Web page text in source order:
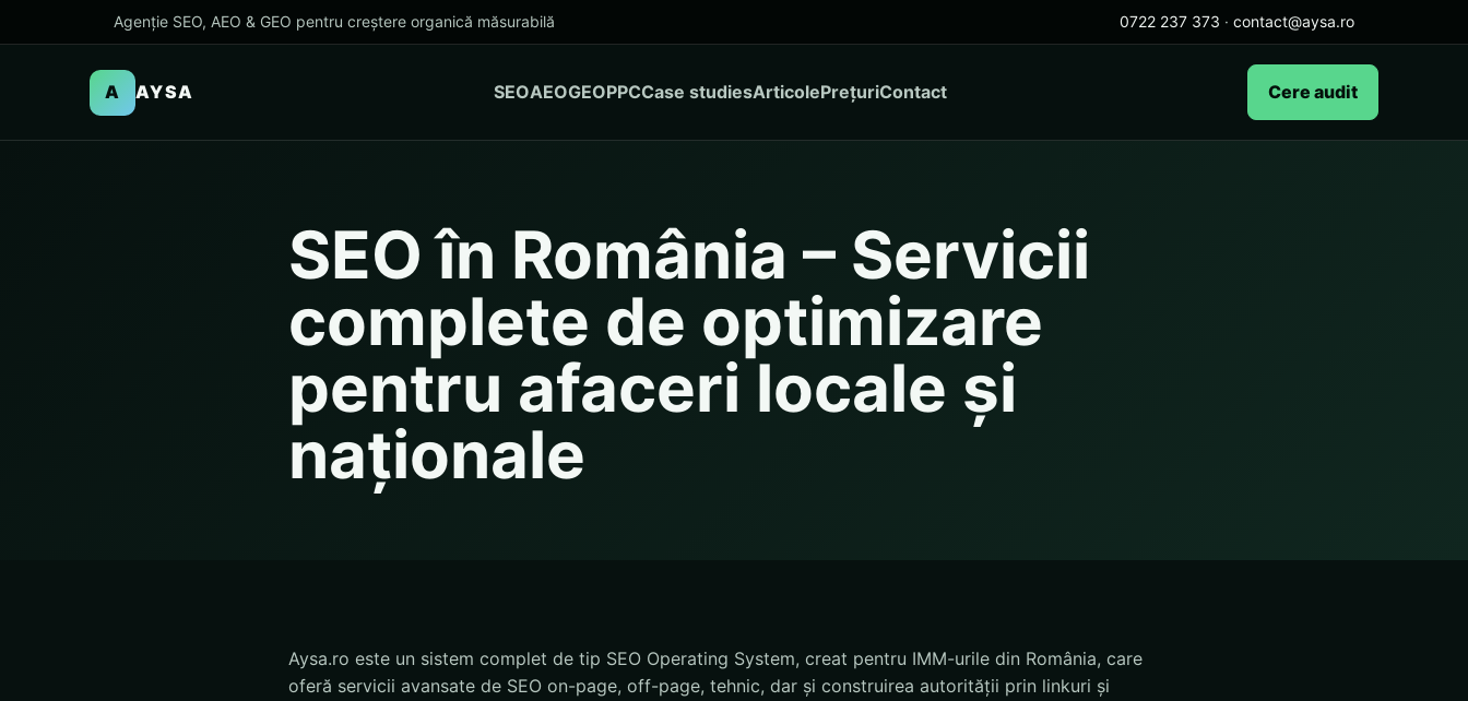
Agenție SEO, AEO & GEO pentru creștere organică măsurabilă 0722 237 373 · contact@aysa.ro
A AYSA SEOAEOGEOPPCCase studiesArticolePrețuriContact Cere audit
SEO în România – Servicii
complete de optimizare
pentru afaceri locale și
naționale
Aysa.ro este un sistem complet de tip SEO Operating System, creat pentru IMM-urile din România, care
oferă servicii avansate de SEO on-page, off-page, tehnic, dar și construirea autorității prin linkuri și